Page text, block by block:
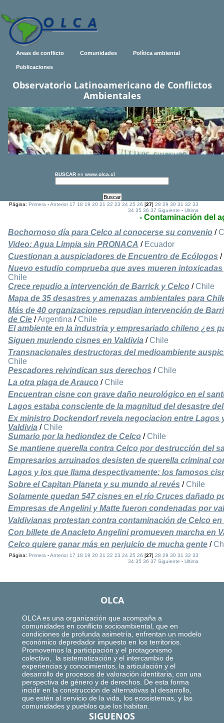
Areas de conflicto Comunidades Política ambiental
Publicaciones
Observatorio Latinoamericano de Conflictos
Ambientales
BUSCAR en www.olca.cl
Página:Primera -Anterior 17 18 19 20 21 22 23 24 25 26 [27]28 29 30 31 32 33
34 35 36 37 Siguiente -Ultima
- Contaminación del
Bochornoso día para Celco al conocerse su convenio /
Video: Agua Limpia sin PRONACA / Ecuador
Cuestionan a auspiciadores de Encuentro de Ecólogos /
Nuevo estudio comprueba que aves mueren
Chile
Crece repudio a intervención de Barrick y Celco / Chile
Mapa de 35 desastres y amenazas ambientales para
Más de 40 organizaciones repudian intervención de
de Cie /Argentina / Chile
El ambiente en la industria y empresariado chileno ¿es
Siguen muriendo cisnes en Valdivia / Chile
Transnacionales destructoras del medioambiente
Chile
Pescadores reivindican sus derechos / Chile
La otra plaga de Arauco / Chile
Encuentran cisne con grave daño neurológico en el
Lagos estaba consciente de la magnitud del desastre
Ex ministro Dockendorf revela negociacion entre Lagos
Valdivia / Chile
Sumario por la hediondez de Celco / Chile
Se mantiene querella contra Celco por destrucción del
Empresarios arruinados desisten de querella criminal
Lagos y los que llama despectivamente: los famosos
Sobre el Capitan Planeta y su mundo al revés / Chile
Solamente quedan 547 cisnes en el río Cruces dañado
Empresas de Angelini y Matte fueron condenadas por
Valdivianas protestan contra contaminación de Celco
Con billete de Anacleto Angelini promueven marcha en
Celco quiere ganar más en perjuicio de mucha gente /
Página:Primera -Anterior 17 18 19 20 21 22 23 24 25 26 [27]28 29 30 31 32 33
34 35 36 37 Siguiente -Ultima
OLCA
OLCA es una organización que acompaña a
comunidades en conflicto socioambiental, que en
condiciones de profunda asimetría, enfrentan un modelo
económico depredador impuesto en los territorios.
Promovemos la participación y el protagonismo
colectivo, la sistematización y el intercambio de
experiencias y conocimientos, la articulación y el
desarrollo de procesos de valoración identitaria, con una
perspectiva de género y de derechos. De esta forma
incidir en la construcción de alternativas al desarrollo,
que estén al servicio de la vida, los ecosistemas, y las
comunidades y pueblos que los habitan.
SIGUENOS